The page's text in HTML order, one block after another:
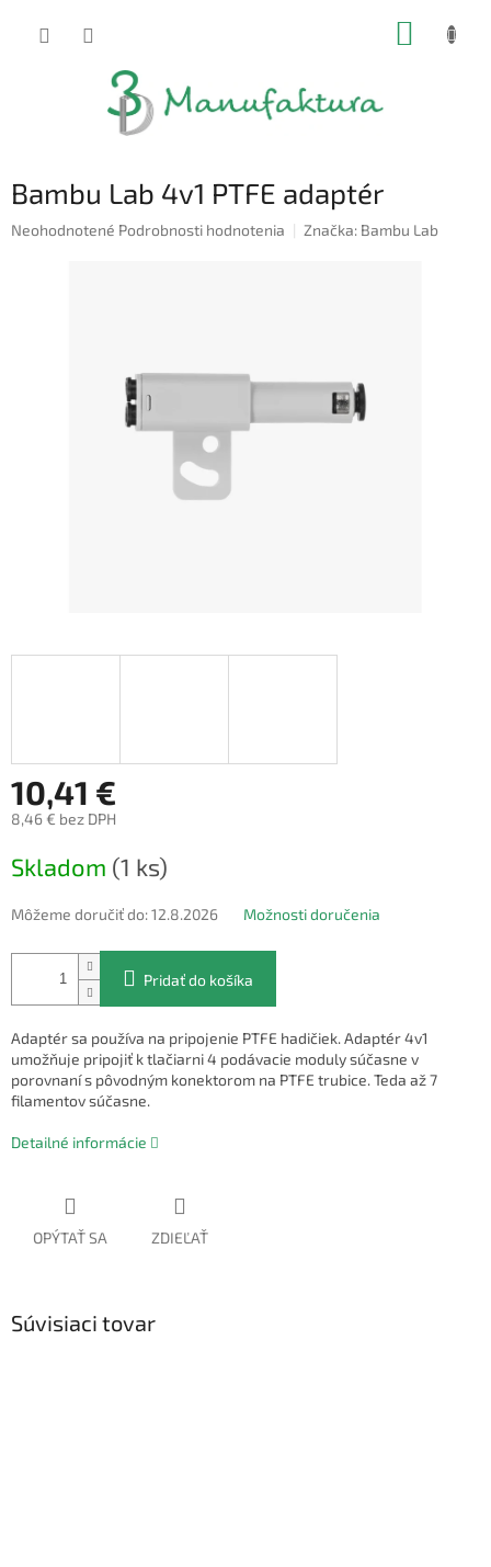
Bambu Lab 4v1 PTFE adaptér
Priemerné
Neohodnotené Podrobnosti hodnotenia Značka: Bambu Lab
10,41 €
8,46 € bez DPH
cena:
Skladom (1 ks)
Môžeme doručiť do:12.8.2026 Možnosti doručenia
Pridať do košíka
Adaptér sa používa na pripojenie PTFE hadičiek. Adaptér 4v1
umožňuje pripojiť k tlačiarni 4 podávacie moduly súčasne v
porovnaní s pôvodným konektorom na PTFE trubice. Teda až 7
filamentov súčasne.
Detailné informácie
OPÝTAŤ SA ZDIEĽAŤ
Súvisiaci tovar